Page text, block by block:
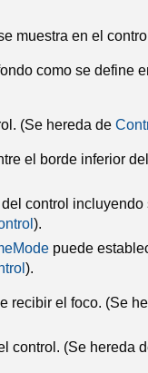
muestra en el
como se define
(Se hereda de
el borde inferior
control
).
puede
).
recibir el foco. (Se
control. (Se hereda